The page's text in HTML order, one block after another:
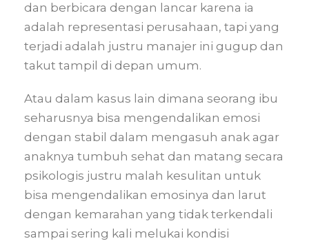
dan berbicara dengan lancar karena ia
adalah representasi perusahaan, tapi yang
terjadi adalah justru manajer ini gugup dan
takut tampil di depan umum.
Atau dalam kasus lain dimana seorang ibu
seharusnya bisa mengendalikan emosi
dengan stabil dalam mengasuh anak agar
anaknya tumbuh sehat dan matang secara
psikologis justru malah kesulitan untuk
bisa mengendalikan emosinya dan larut
dengan kemarahan yang tidak terkendali
sampai sering kali melukai kondisi